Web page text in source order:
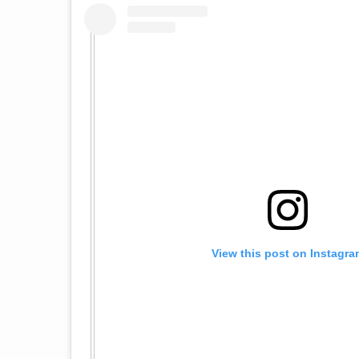
View this post on